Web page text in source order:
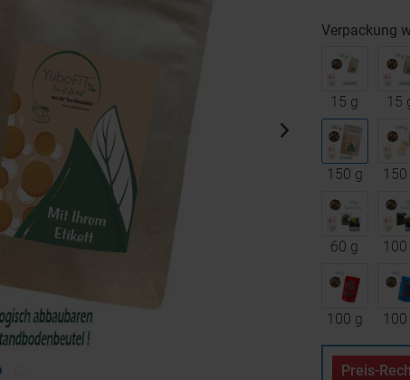
Verpackung
15 g 15
150 g 150
60 g 100
100 g 100
Preis-